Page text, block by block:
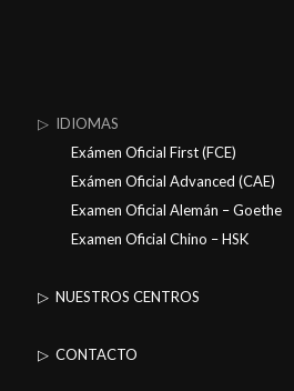
▷ IDIOMAS
Exámen Oficial First (FCE)
Exámen Oficial Advanced (CAE)
Examen Oficial Alemán – Goethe
Examen Oficial Chino – HSK
▷ NUESTROS CENTROS
▷ CONTACTO